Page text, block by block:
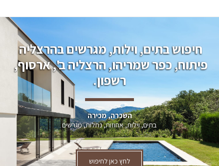
חיפוש בתים, וילות, מגרשים בהרצליה
פיתוח, כפר שמריהו, הרצליה ב', ארסוף,
רשפון.
השכרה, מכירה
בתים, וילות, אחוזות, נחלות, מגרשים
לחץ כאן לחיפוש